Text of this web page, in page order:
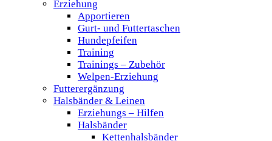
Erziehung
Apportieren
Gurt- und Futtertaschen
Hundepfeifen
Training
Trainings – Zubehör
Welpen-Erziehung
Futterergänzung
Halsbänder & Leinen
Erziehungs – Hilfen
Halsbänder
Kettenhalsbänder